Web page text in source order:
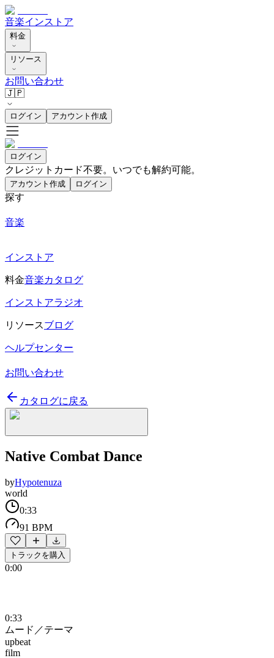
音楽インストア
料金
リソース
お問い合わせ
🇯🇵
ログイン アカウント作成
ログイン
クレジットカード不要。いつでも解約可能。
アカウント作成 ログイン
探す
音楽
インストア
料金音楽カタログ
インストアラジオ
リソースブログ
ヘルプセンター
お問い合わせ
カタログに戻る
Native Combat Dance
byHypotenuza
world
0:33
91 BPM
トラックを購入
0:00
0:33
ムード／テーマ
upbeat
film